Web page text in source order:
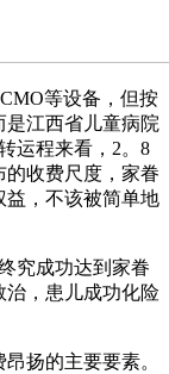
等设备，但按
是江西省儿童病院
运程来看，2。8
收费尺度，家眷
益，不该被简单地
究成功达到家眷
治，患儿成功化险
扬的主要要素。